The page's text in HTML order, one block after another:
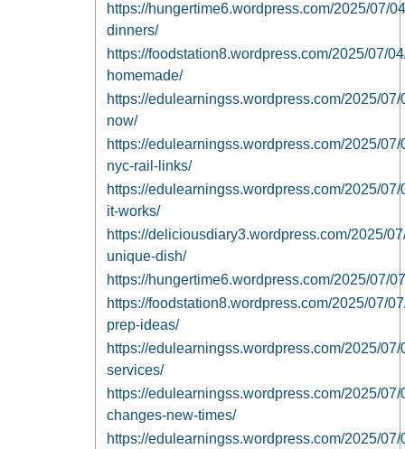
https://hungertime6.wordpress.com/2025/07/
dinners/
https://foodstation8.wordpress.com/2025/07/
homemade/
https://edulearningss.wordpress.com/2025/
now/
https://edulearningss.wordpress.com/2025/
nyc-rail-links/
https://edulearningss.wordpress.com/2025/
it-works/
https://deliciousdiary3.wordpress.com/2025/
unique-dish/
https://hungertime6.wordpress.com/2025/07/
https://foodstation8.wordpress.com/2025/07/
prep-ideas/
https://edulearningss.wordpress.com/2025/
services/
https://edulearningss.wordpress.com/2025/
changes-new-times/
https://edulearningss.wordpress.com/2025/